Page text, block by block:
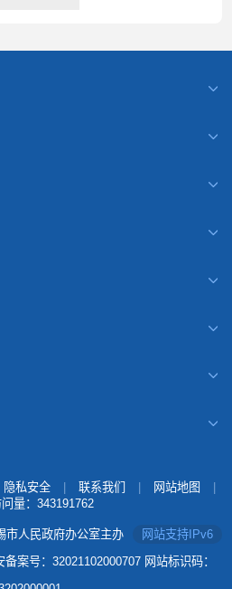
隐私安全 联系我们 网站地图
量： 343191762
市人民政府办公室主办
网站支持IPv6
备案号：32021102000707 网站标识码：